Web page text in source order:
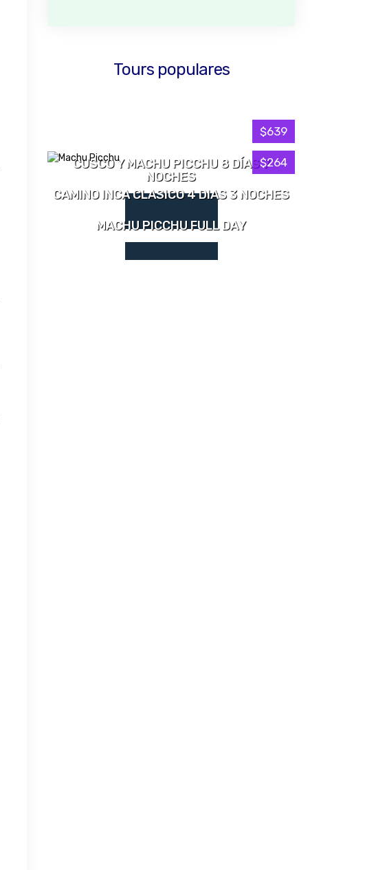
Tours populares
CUSCO Y MACHU PICCHU 8 DÍAS 7
NOCHES
$639
CAMINO INCA CLASICO 4 DIAS 3 NOCHES
$264
MACHU PICCHU FULL DAY